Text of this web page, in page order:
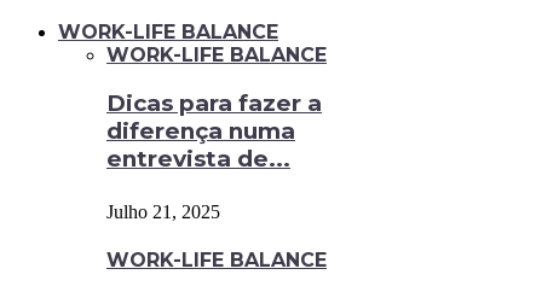
WORK-LIFE BALANCE
WORK-LIFE BALANCE
Dicas para fazer a
diferença numa
entrevista de...
Julho 21, 2025
WORK-LIFE BALANCE